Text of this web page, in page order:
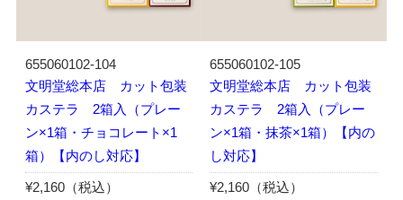
655060102-104
文明堂総本店 カット包装
カステラ 2箱入（プレー
ン×1箱・チョコレート×1
箱）【内のし対応】
¥2,160（税込）
655060102-105
文明堂総本店 カット包装
カステラ 2箱入（プレー
ン×1箱・抹茶×1箱）【内の
し対応】
¥2,160（税込）